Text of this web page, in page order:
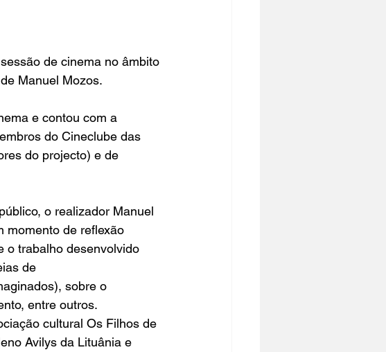
de cinema no âmbito
Manuel Mozos.
e contou com a
do Cineclube das
do projecto) e de
o realizador Manuel
momento de reflexão
o trabalho desenvolvido
de
sobre o
entre outros.
cultural Os Filhos de
Avilys da Lituânia e